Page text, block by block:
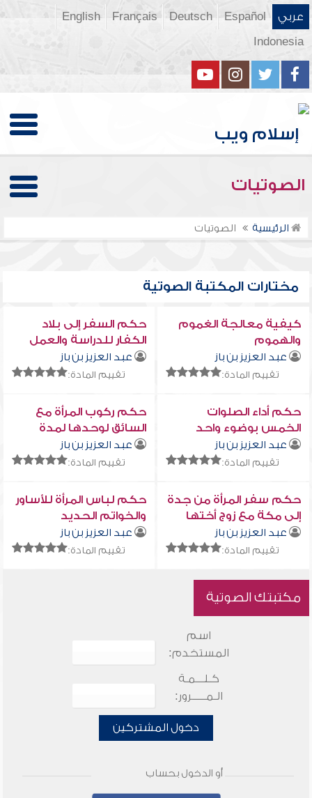
عربي Español
Deutsch
Français
English
Indonesia
الصوتيات
الرئيسية الصوتيات
مختارات المكتبة الصوتية
كيفية معالجة الغموم
والهموم
عبد العزيز بن باز
تقييم المادة:
حكم السفر إلى بلاد
الكفار للدراسة والعمل
عبد العزيز بن باز
تقييم المادة:
حكم أداء الصلوات
الخمس بوضوء واحد
عبد العزيز بن باز
تقييم المادة:
حكم ركوب المرأة مع
السائق لوحدها لمدة
يسيرةعبد العزيز بن باز
تقييم المادة:
حكم سفر المرأة من جدة
إلى مكة مع زوج أختها
وأمهاعبد العزيز بن باز
تقييم المادة:
حكم لباس المرأة للأساور
والخواتم الحديد
عبد العزيز بن باز
تقييم المادة:
مكتبتك الصوتية
اسم
المستخدم:
كـلـــمـة
الـمـــــرور:
دخول المشتركين
أو الدخول بحساب